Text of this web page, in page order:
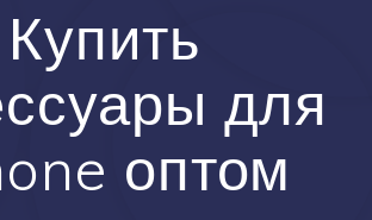
Купить
для
оптом